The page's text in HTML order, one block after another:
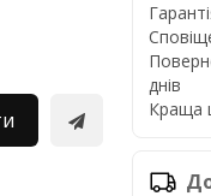
днів
Краща